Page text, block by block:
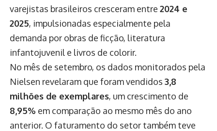
varejistas brasileiros cresceram entre 2024 e
2025, impulsionadas especialmente pela
demanda por obras de ficção, literatura
infantojuvenil e livros de colorir.
No mês de setembro, os dados monitorados pela
Nielsen revelaram que foram vendidos 3,8
milhões de exemplares, um crescimento de
8,95% em comparação ao mesmo mês do ano
anterior. O faturamento do setor também teve